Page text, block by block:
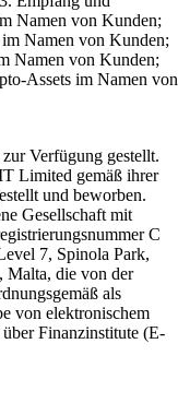
Namen von Kunden;
Namen von Kunden;
Namen von Kunden;
Assets im Namen von
Verfügung gestellt.
Limited gemäß ihrer
und beworben.
Gesellschaft mit
C
7, Spinola Park,
Malta, die von der
als
von elektronischem
Finanzinstitute (E-